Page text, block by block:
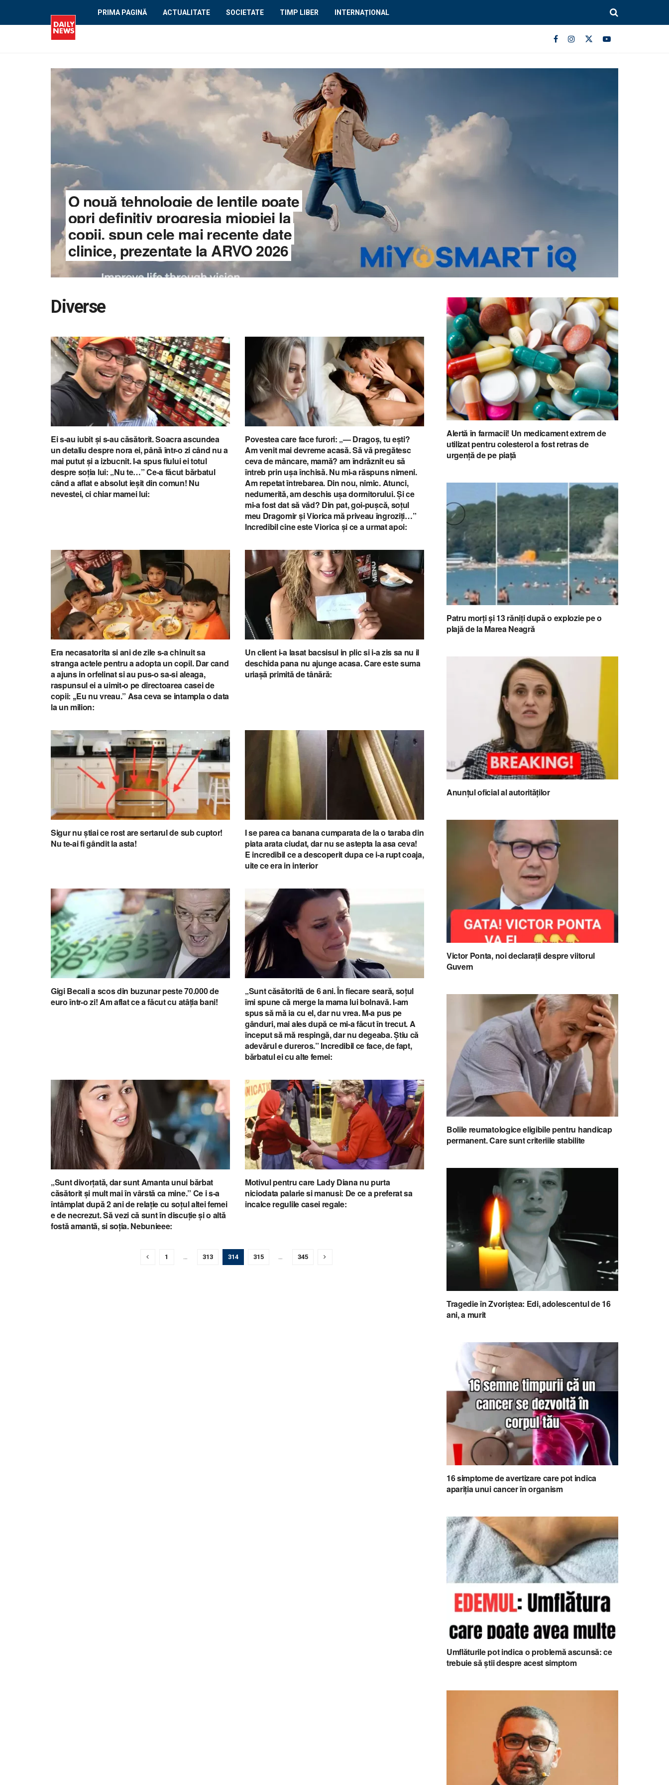
PRIMA PAGINĂ ACTUALITATE SOCIETATE TIMP LIBER INTERNAȚIONAL
O nouă tehnologie de lentile poate
opri definitiv progresia miopiei la
copii, spun cele mai recente date
clinice, prezentate la ARVO 2026
Diverse
Ei s-au iubit și s-au căsătorit. Soacra ascundea
un detaliu despre nora ei, până într-o zi când nu a
mai putut și a izbucnit. I-a spus fiului ei totul
despre soția lui: „Nu te…” Ce-a făcut bărbatul
când a aflat e absolut ieșit din comun! Nu
nevestei, ci chiar mamei lui:
Povestea care face furori: „— Dragoș, tu ești?
Am venit mai devreme acasă. Să vă pregătesc
ceva de mâncare, mamă? am îndrăznit eu să
întreb prin ușa închisă. Nu mi-a răspuns nimeni.
Am repetat întrebarea. Din nou, nimic. Atunci,
nedumerită, am deschis ușa dormitorului. Și ce
mi-a fost dat să văd? Din pat, goi-pușcă, soțul
meu Dragomir și Viorica mă priveau îngroziți…”
Incredibil cine este Viorica și ce a urmat apoi:
Era necasatorita si ani de zile s-a chinuit sa
stranga actele pentru a adopta un copil. Dar cand
a ajuns in orfelinat si au pus-o sa-si aleaga,
raspunsul ei a uimit-o pe directoarea casei de
copii: ,,Eu nu vreau.” Asa ceva se intampla o data
la un milion:
Un client i-a lasat bacsisul in plic si i-a zis sa nu il
deschida pana nu ajunge acasa. Care este suma
uriașă primită de tânără:
Sigur nu știai ce rost are sertarul de sub cuptor!
Nu te-ai fi gândit la asta!
I se parea ca banana cumparata de la o taraba din
piata arata ciudat, dar nu se astepta la asa ceva!
E incredibil ce a descoperit dupa ce i-a rupt coaja,
uite ce era in interior
Gigi Becali a scos din buzunar peste 70.000 de
euro într-o zi! Am aflat ce a făcut cu atâţia bani!
„Sunt căsătorită de 6 ani. În fiecare seară, soțul
îmi spune că merge la mama lui bolnavă. I-am
spus să mă ia cu el, dar nu vrea. M-a pus pe
gânduri, mai ales după ce mi-a făcut în trecut. A
început să mă respingă, dar nu degeaba. Știu că
adevărul e dureros.” Incredibil ce face, de fapt,
bărbatul ei cu alte femei:
„Sunt divorțată, dar sunt Amanta unui bărbat
căsătorit și mult mai în vârstă ca mine.” Ce i s-a
întâmplat după 2 ani de relație cu soțul altei femei
e de necrezut. Să vezi că sunt în discuție și o altă
fostă amantă, si soția. Nebunieee:
Motivul pentru care Lady Diana nu purta
niciodata palarie si manusi: De ce a preferat sa
incalce regulile casei regale:
1 … 313 314 315 … 345
Alertă în farmacii! Un medicament extrem de
utilizat pentru colesterol a fost retras de
urgență de pe piață
Patru morți și 13 răniți după o explozie pe o
plajă de la Marea Neagră
Anunțul oficial al autorităților
Victor Ponta, noi declarații despre viitorul
Guvern
Bolile reumatologice eligibile pentru handicap
permanent. Care sunt criteriile stabilite
Tragedie în Zvoriștea: Edi, adolescentul de 16
ani, a murit
16 simptome de avertizare care pot indica
apariția unui cancer în organism
Umflăturile pot indica o problemă ascunsă: ce
trebuie să știi despre acest simptom